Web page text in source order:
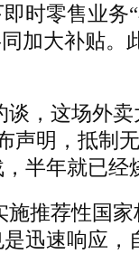
时零售业务
加大补贴。
谈，这场外
声明，抵制
半年就已经
推荐性国
迅速响应，